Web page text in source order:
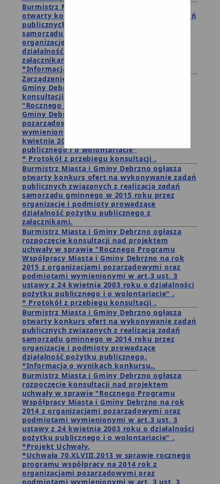
Burmistrz Miasta i Gminy Debrzno
otwarty konkurs ofert na wykonywanie zadań
publicznych związanych z realizacją zadań
samorządu gminnego w 2016 roku przez
organizacje i podmioty prowadzące
działalność pożytku publicznego z
załącznikami
*Informacja o wynikach konkursu.
Zarządzenie i ogłoszenie Burmistrza Miasta i
Gminy Debrzno w sprawie rozpoczęcia
konsultacji projektu uchwały w sprawie
"Rocznego Programu Współpracy Miasta i
Gminy Debrzno na rok 2016 z organizacjami
pozarządowymi oraz podmiotami
wymienionymi w art.3 ust. 3 ustawy z 24
kwietnia 2003 roku o działalności pożytku
publicznego i o wolontariacie"
* Protokół z przebiegu konsultacji .
Burmistrz Miasta i Gminy Debrzno ogłasza
otwarty konkurs ofert na wykonywanie zadań
publicznych związanych z realizacją zadań
samorządu gminnego w 2015 roku przez
organizacje i podmioty prowadzące
działalność pożytku publicznego z
załącznikami.
Burmistrz Miasta i Gminy Debrzno ogłasza
rozpoczęcie konsultacji nad projektem
uchwały w sprawie "Rocznego Programu
Współpracy Miasta i Gminy Debrzno na rok
2015 z organizacjami pozarządowymi oraz
podmiotami wymienionymi w art.3 ust. 3
ustawy z 24 kwietnia 2003 roku o działalności
pożytku publicznego i o wolontariacie" .
* Protokół z przebiegu konsultacji .
Burmistrz Miasta i Gminy Debrzno ogłasza
otwarty konkurs ofert na wykonywanie zadań
publicznych związanych z realizacją zadań
samorządu gminnego w 2014 roku przez
organizacje i podmioty prowadzące
działalność pożytku publicznego.
*Informacja o wynikach konkursu..
Burmistrz Miasta i Gminy Debrzno ogłasza
rozpoczęcie konsultacji nad projektem
uchwały w sprawie "Rocznego Programu
Współpracy Miasta i Gminy Debrzno na rok
2014 z organizacjami pozarządowymi oraz
podmiotami wymienionymi w art.3 ust. 3
ustawy z 24 kwietnia 2003 roku o działalności
pożytku publicznego i o wolontariacie" .
*Projekt Uchwały.
*Uchwała 70.XLVIII.2013 w sprawie rocznego
programu współpracy na 2014 rok z
organizacjami pozarządowymi oraz
podmiotami wymienionymi w art. 3 ust. 3